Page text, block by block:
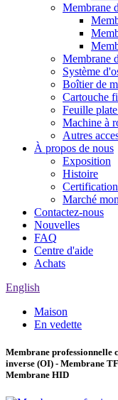
Membrane
Membrane
Système
Boîtier de
Cartouche
Feuille
Machine à
Autres
À propos de nous
Exposition
Histoire
Certification
Marché
Contactez-nous
Nouvelles
FAQ
Centre d'aide
Achats
English
Maison
En vedette
Membrane professionnelle
inverse (OI) - Membrane
Membrane HID